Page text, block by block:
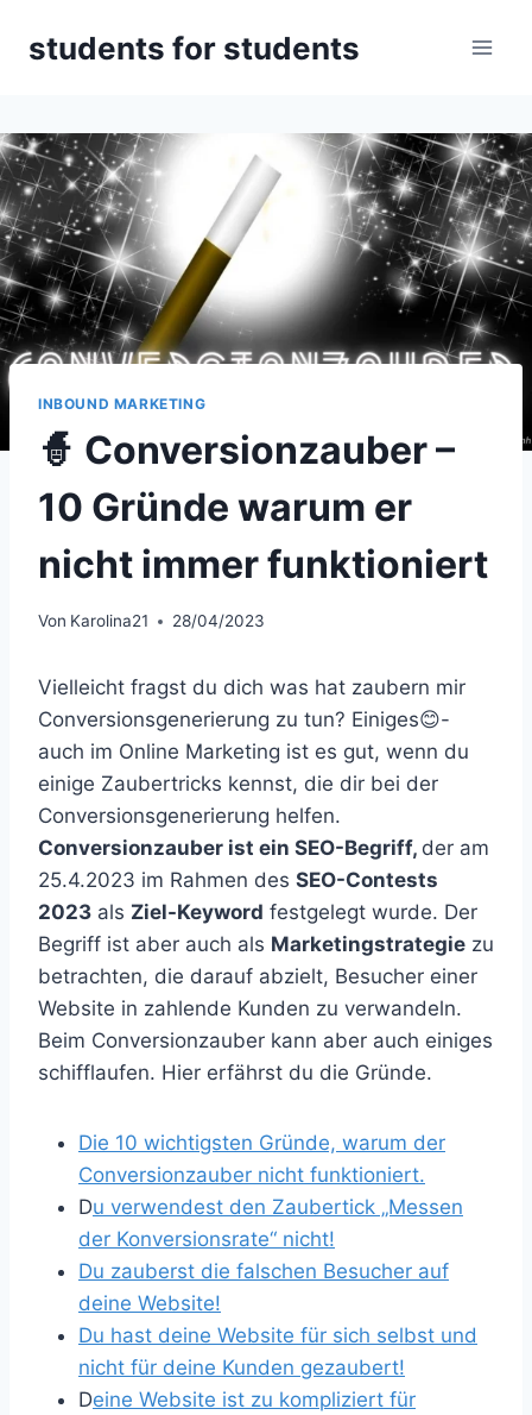
Inhaltstudents for students
INBOUND MARKETING
🧙 Conversionzauber –
10 Gründe warum er
nicht immer funktioniert
Von Karolina21 28/04/2023
Vielleicht fragst du dich was hat zaubern mir
Conversionsgenerierung zu tun? Einiges😊-
auch im Online Marketing ist es gut, wenn du
einige Zaubertricks kennst, die dir bei der
Conversionsgenerierung helfen.
Conversionzauber ist ein SEO-Begriff, der am
25.4.2023 im Rahmen des SEO-Contests
2023 als Ziel-Keyword festgelegt wurde. Der
Begriff ist aber auch als Marketingstrategie zu
betrachten, die darauf abzielt, Besucher einer
Website in zahlende Kunden zu verwandeln.
Beim Conversionzauber kann aber auch einiges
schifflaufen. Hier erfährst du die Gründe.
Die 10 wichtigsten Gründe, warum der
Conversionzauber nicht funktioniert.
Du verwendest den Zaubertick „Messen
der Konversionsrate“ nicht!
Du zauberst die falschen Besucher auf
deine Website!
Du hast deine Website für sich selbst und
nicht für deine Kunden gezaubert!
Deine Website ist zu kompliziert für